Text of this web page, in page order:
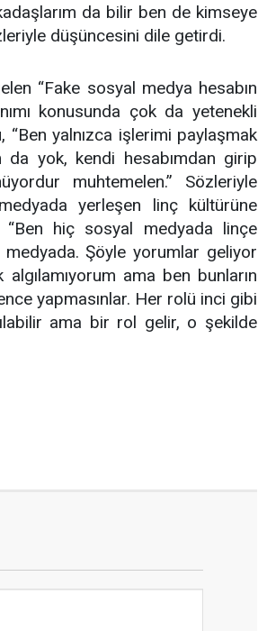
da bilir ben de kimseye
düşüncesini dile getirdi.
“Fake sosyal medya hesabın
konusunda çok da yetenekli
“Ben yalnızca işlerimi paylaşmak
da yok, kendi hesabımdan girip
muhtemelen.” Sözleriyle
yerleşen linç kültürüne
hiç sosyal medyada linçe
Şöyle yorumlar geliyor
ama ben bunların
yapmasınlar. Her rolü inci gibi
ama bir rol gelir, o şekilde